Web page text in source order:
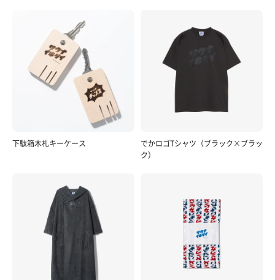
下駄箱木札キーケース
でかロゴTシャツ（ブラック×ブラッ
ク）